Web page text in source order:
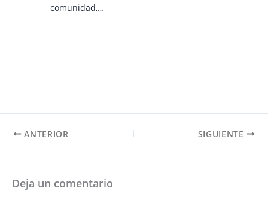
comunidad,…
ANTERIOR SIGUIENTE
Deja un comentario